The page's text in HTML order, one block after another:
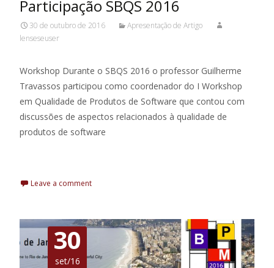
Participação SBQS 2016
30 de outubro de 2016
Apresentação de Artigo
lenseseuser
Workshop Durante o SBQS 2016 o professor Guilherme
Travassos participou como coordenador do I Workshop
em Qualidade de Produtos de Software que contou com
discussões de aspectos relacionados à qualidade de
produtos de software
Leave a comment
30
set/16